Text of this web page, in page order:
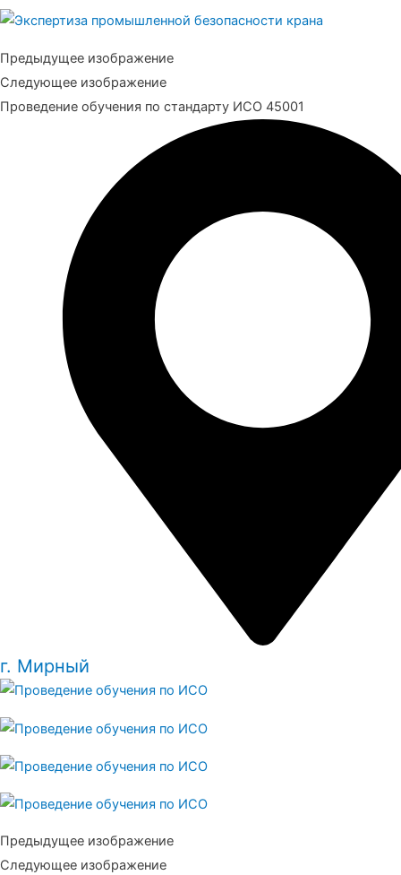
Предыдущее изображение
Следующее изображение
Проведение обучения по стандарту ИСО 45001
г. Мирный
Предыдущее изображение
Следующее изображение